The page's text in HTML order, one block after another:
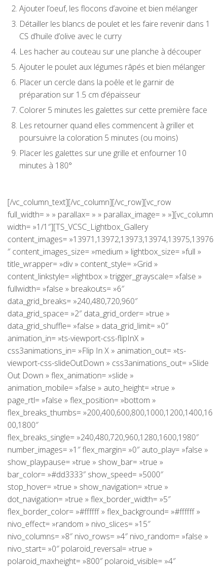
Ajouter l’oeuf, les flocons d’avoine et bien mélanger
Détailler les blancs de poulet et les faire revenir dans 1
CS d’huile d’olive avec le curry
Les hacher au couteau sur une planche à découper
Ajouter le poulet aux légumes râpés et bien mélanger
Placer un cercle dans la poêle et le garnir de
préparation sur 1.5 cm d’épaisseur
Colorer 5 minutes les galettes sur cette première face
Les retourner quand elles commencent à griller et
poursuivre la coloration 5 minutes (ou moins)
Placer les galettes sur une grille et enfourner 10
minutes à 180°
[/vc_column_text][/vc_column][/vc_row][vc_row
full_width= » » parallax= » » parallax_image= » »][vc_column
width= »1/1″][TS_VCSC_Lightbox_Gallery
content_images= »13971,13972,13973,13974,13975,13976
″ content_images_size= »medium » lightbox_size= »full »
title_wrapper= »div » content_style= »Grid »
content_linkstyle= »lightbox » trigger_grayscale= »false »
fullwidth= »false » breakouts= »6″
data_grid_breaks= »240,480,720,960″
data_grid_space= »2″ data_grid_order= »true »
data_grid_shuffle= »false » data_grid_limit= »0″
animation_in= »ts-viewport-css-flipInX »
css3animations_in= »Flip In X » animation_out= »ts-
viewport-css-slideOutDown » css3animations_out= »Slide
Out Down » flex_animation= »slide »
animation_mobile= »false » auto_height= »true »
page_rtl= »false » flex_position= »bottom »
flex_breaks_thumbs= »200,400,600,800,1000,1200,1400,16
00,1800″
flex_breaks_single= »240,480,720,960,1280,1600,1980″
number_images= »1″ flex_margin= »0″ auto_play= »false »
show_playpause= »true » show_bar= »true »
bar_color= »#dd3333″ show_speed= »5000″
stop_hover= »true » show_navigation= »true »
dot_navigation= »true » flex_border_width= »5″
flex_border_color= »#ffffff » flex_background= »#ffffff »
nivo_effect= »random » nivo_slices= »15″
nivo_columns= »8″ nivo_rows= »4″ nivo_random= »false »
nivo_start= »0″ polaroid_reversal= »true »
polaroid_maxheight= »800″ polaroid_visible= »4″